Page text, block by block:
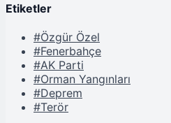
Etiketler
#Özgür Özel
#Fenerbahçe
#AK Parti
#Orman Yangınları
#Deprem
#Terör